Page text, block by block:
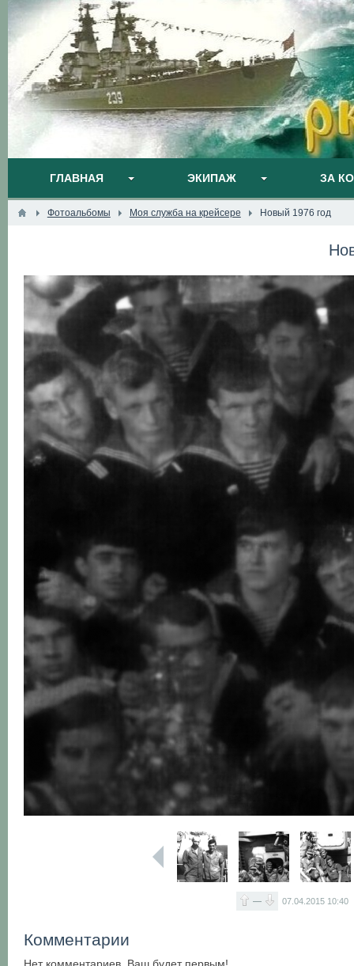
ГЛАВНАЯ ЭКИПАЖ ЗА
Фотоальбомы Моя служба на крейсере Новый 1976 год
— 07.04.2015 10:40
Комментарии